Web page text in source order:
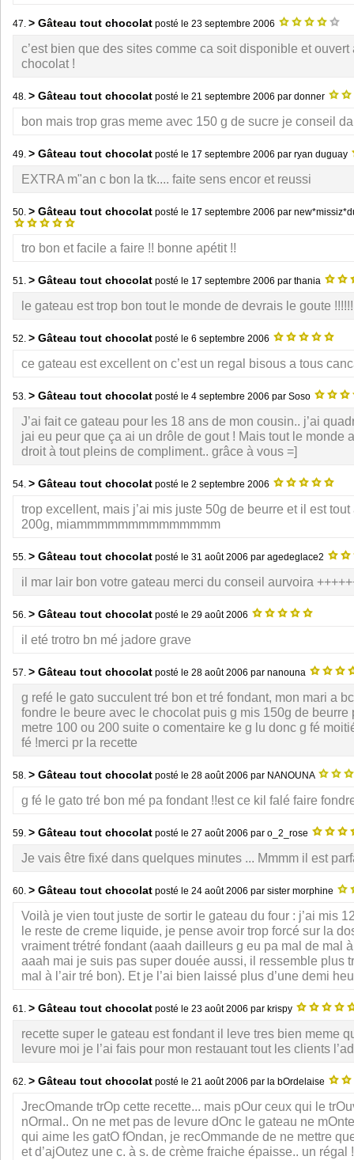
47. > Gâteau tout chocolat posté le 23 septembre 2006
c’est bien que des sites comme ca soit disponible et ouvert
chocolat !
48. > Gâteau tout chocolat posté le 21 septembre 2006 par donner
bon mais trop gras meme avec 150 g de sucre je conseil
49. > Gâteau tout chocolat posté le 17 septembre 2006 par ryan duguay
EXTRA m"an c bon la tk.... faite sens encor et reussi
50. > Gâteau tout chocolat posté le 17 septembre 2006 par
tro bon et facile a faire !! bonne apétit !!
51. > Gâteau tout chocolat posté le 17 septembre 2006 par thania
le gateau est trop bon tout le monde de devrais le goute
52. > Gâteau tout chocolat posté le 6 septembre 2006
ce gateau est excellent on c’est un regal bisous a tous
53. > Gâteau tout chocolat posté le 4 septembre 2006 par Soso
J’ai fait ce gateau pour les 18 ans de mon cousin.. j’ai
jai eu peur que ça ai un drôle de gout ! Mais tout le monde
droit à tout pleins de compliment.. grâce à vous =]
54. > Gâteau tout chocolat posté le 2 septembre 2006
trop excellent, mais j’ai mis juste 50g de beurre et il est tout
200g, miammmmmmmmmmmmmm
55. > Gâteau tout chocolat posté le 31 août 2006 par agedeglace2
il mar lair bon votre gateau merci du conseil aurvoira
56. > Gâteau tout chocolat posté le 29 août 2006
il eté trotro bn mé jadore grave
57. > Gâteau tout chocolat posté le 28 août 2006 par nanouna
g refé le gato succulent tré bon et tré fondant, mon mari a
fondre le beure avec le chocolat puis g mis 150g de beurre
metre 100 ou 200 suite o comentaire ke g lu donc g fé
fé !merci pr la recette
58. > Gâteau tout chocolat posté le 28 août 2006 par NANOUNA
g fé le gato tré bon mé pa fondant !!est ce kil falé faire
59. > Gâteau tout chocolat posté le 27 août 2006 par o_2_rose
Je vais être fixé dans quelques minutes ... Mmmm il est
60. > Gâteau tout chocolat posté le 24 août 2006 par sister morphine
Voilà je vien tout juste de sortir le gateau du four : j’ai mis
le reste de creme liquide, je pense avoir trop forcé sur la
vraiment trétré fondant (aaah dailleurs g eu pa mal de mal
aaah mai je suis pas super douée aussi, il ressemble plus
mal à l’air tré bon). Et je l’ai bien laissé plus d’une demi
61. > Gâteau tout chocolat posté le 23 août 2006 par krispy
recette super le gateau est fondant il leve tres bien meme
levure moi je l’ai fais pour mon restauant tout les clients
62. > Gâteau tout chocolat posté le 21 août 2006 par la bOrdelaise
JrecOmande trOp cette recette... mais pOur ceux qui le
nOrmal.. On ne met pas de levure dOnc le gateau ne
qui aime les gatO fOndan, je recOmmande de ne mettre
et d’ajOutez une c. à s. de crème fraiche épaisse.. un régal !